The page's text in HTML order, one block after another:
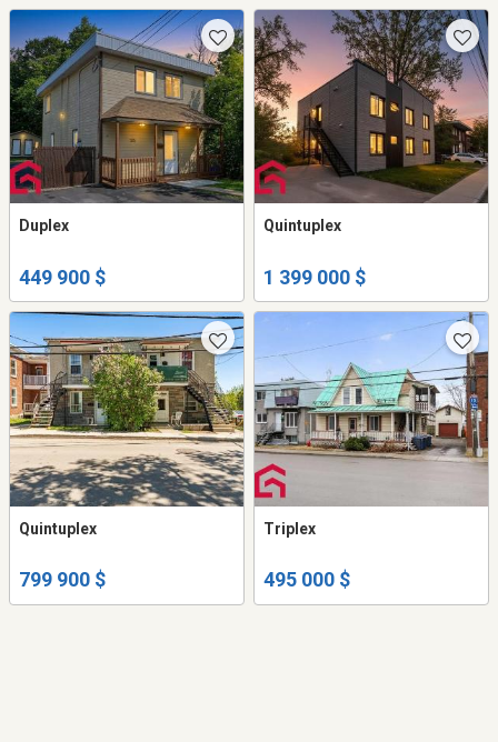
Duplex
449 900 $
Quintuplex
1 399 000 $
Quintuplex
799 900 $
Triplex
495 000 $